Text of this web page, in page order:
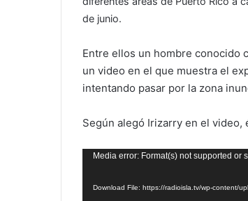
de junio.
Entre ellos un hombre conocido
un video en el que muestra el
intentando pasar por la zona
Según alegó Irizarry en el video,
Video
Media error: Format(s) not supported or
Download File: https://radioisla.tv/wp-content/